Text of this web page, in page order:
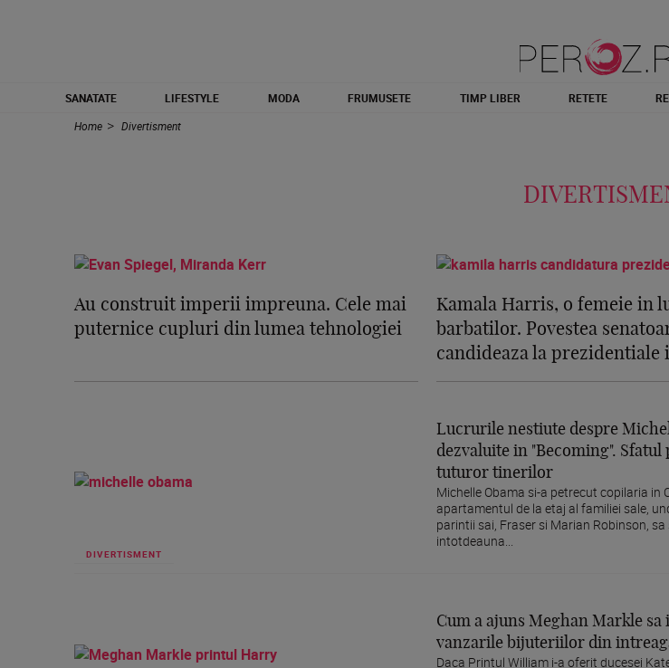
SANATATE LIFESTYLE MODA FRUMUSETE TIMP LIBER RETETE
Home
Divertisment
Au construit imperii impreuna. Cele mai
puternice cupluri din lumea tehnologiei
Kamala Harris, o femeie in
barbatilor. Povestea
candideaza la prezidentiale
DIVERTISMENT
Lucrurile nestiute despre
dezvaluite in "Becoming". Sfatul
tuturor tinerilor
Michelle Obama si-a petrecut copilaria in
apartamentul de la etaj al familiei sale,
parintii sai, Fraser si Marian Robinson, sa
intotdeauna...
Cum a ajuns Meghan Markle sa
vanzarile bijuteriilor din
Daca Printul William i-a oferit ducesei